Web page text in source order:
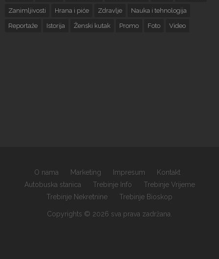
Zanimljivosti Hrana i piće Zdravlje Nauka i tehnologija
Reportaže Istorija Ženski kutak Promo Foto Video
O nama Marketing Impresum
Kontakt
Autobuska stanica
Trebinje Info
Trebinje Vrijeme
Trebinje Nekretnine
Trebinje Bioskop
Copyrights © 2026 sva prava zadržana.